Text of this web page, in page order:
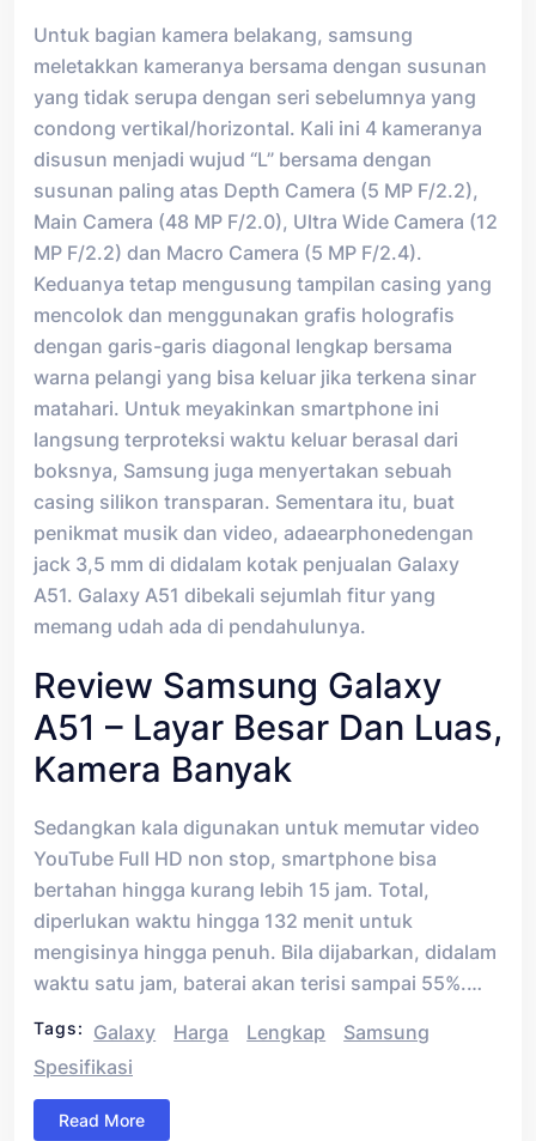
Untuk bagian kamera belakang, samsung
meletakkan kameranya bersama dengan susunan
yang tidak serupa dengan seri sebelumnya yang
condong vertikal/horizontal. Kali ini 4 kameranya
disusun menjadi wujud “L” bersama dengan
susunan paling atas Depth Camera (5 MP F/2.2),
Main Camera (48 MP F/2.0), Ultra Wide Camera (12
MP F/2.2) dan Macro Camera (5 MP F/2.4).
Keduanya tetap mengusung tampilan casing yang
mencolok dan menggunakan grafis holografis
dengan garis-garis diagonal lengkap bersama
warna pelangi yang bisa keluar jika terkena sinar
matahari. Untuk meyakinkan smartphone ini
langsung terproteksi waktu keluar berasal dari
boksnya, Samsung juga menyertakan sebuah
casing silikon transparan. Sementara itu, buat
penikmat musik dan video, adaearphonedengan
jack 3,5 mm di didalam kotak penjualan Galaxy
A51. Galaxy A51 dibekali sejumlah fitur yang
memang udah ada di pendahulunya.
Review Samsung Galaxy
A51 – Layar Besar Dan Luas,
Kamera Banyak
Sedangkan kala digunakan untuk memutar video
YouTube Full HD non stop, smartphone bisa
bertahan hingga kurang lebih 15 jam. Total,
diperlukan waktu hingga 132 menit untuk
mengisinya hingga penuh. Bila dijabarkan, didalam
waktu satu jam, baterai akan terisi sampai 55%.…
Tags: Galaxy Harga Lengkap
Samsung
Spesifikasi
Read More